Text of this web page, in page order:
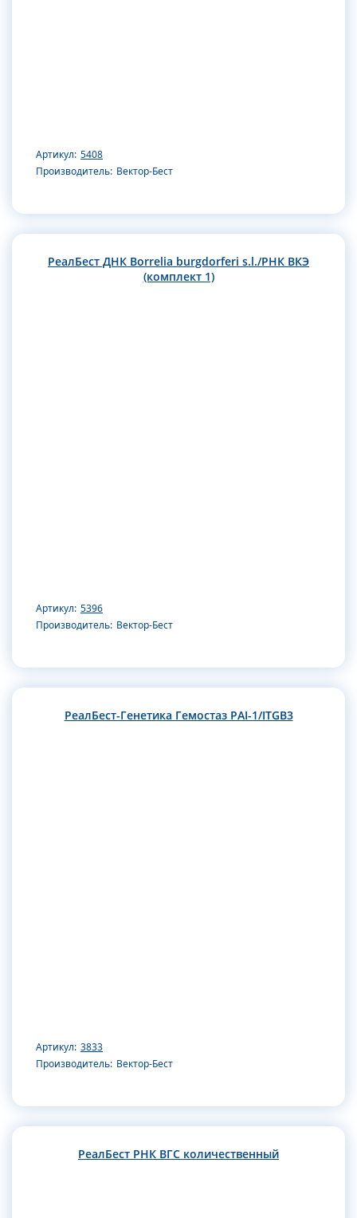
Артикул: 5408
Производитель: Вектор-Бест
РеалБест ДНК Borrelia burgdorferi s.l./РНК ВКЭ
(комплект 1)
Артикул: 5396
Производитель: Вектор-Бест
РеалБест-Генетика Гемостаз РАI-1/IТGВ3
Артикул: 3833
Производитель: Вектор-Бест
РеалБест РНК ВГС количественный